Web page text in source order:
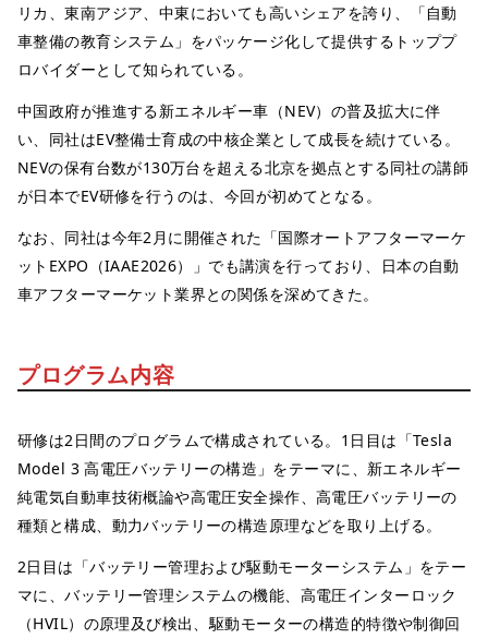
リカ、東南アジア、中東においても高いシェアを誇り、「自動
車整備の教育システム」をパッケージ化して提供するトッププ
ロバイダーとして知られている。
中国政府が推進する新エネルギー車（NEV）の普及拡大に伴
い、同社はEV整備士育成の中核企業として成長を続けている。
NEVの保有台数が130万台を超える北京を拠点とする同社の講師
が日本でEV研修を行うのは、今回が初めてとなる。
なお、同社は今年2月に開催された「国際オートアフターマーケ
ットEXPO（IAAE2026）」でも講演を行っており、日本の自動
車アフターマーケット業界との関係を深めてきた。
プログラム内容
研修は2日間のプログラムで構成されている。1日目は「Tesla
Model 3 高電圧バッテリーの構造」をテーマに、新エネルギー
純電気自動車技術概論や高電圧安全操作、高電圧バッテリーの
種類と構成、動力バッテリーの構造原理などを取り上げる。
2日目は「バッテリー管理および駆動モーターシステム」をテー
マに、バッテリー管理システムの機能、高電圧インターロック
（HVIL）の原理及び検出、駆動モーターの構造的特徴や制御回